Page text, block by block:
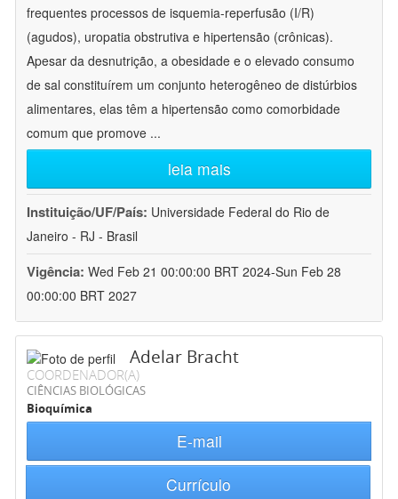
frequentes processos de isquemia-reperfusão (I/R)
(agudos), uropatia obstrutiva e hipertensão (crônicas).
Apesar da desnutrição, a obesidade e o elevado consumo
de sal constituírem um conjunto heterogêneo de distúrbios
alimentares, elas têm a hipertensão como comorbidade
comum que promove ...
leia mais
Instituição/UF/País: Universidade Federal do Rio de
Janeiro - RJ - Brasil
Vigência: Wed Feb 21 00:00:00 BRT 2024-Sun Feb 28
00:00:00 BRT 2027
Adelar Bracht
COORDENADOR(A)
CIÊNCIAS BIOLÓGICAS
Bioquímica
E-mail
Currículo